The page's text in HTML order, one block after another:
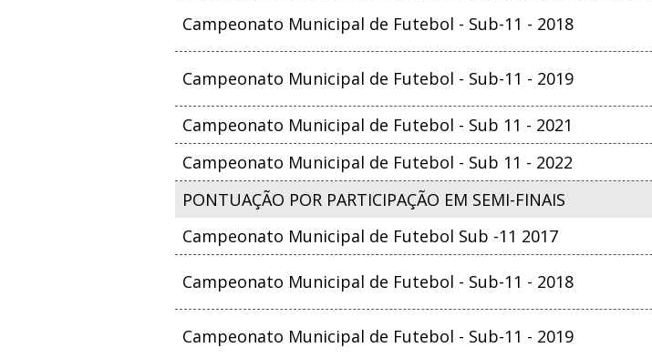
Campeonato Municipal de Futebol - Sub-11 - 2018
Campeonato Municipal de Futebol - Sub-11 - 2019
Campeonato Municipal de Futebol - Sub 11 - 2021
Campeonato Municipal de Futebol - Sub 11 - 2022
PONTUAÇÃO POR PARTICIPAÇÃO EM SEMI-FINAIS
Campeonato Municipal de Futebol Sub -11 2017
Campeonato Municipal de Futebol - Sub-11 - 2018
Campeonato Municipal de Futebol - Sub-11 - 2019